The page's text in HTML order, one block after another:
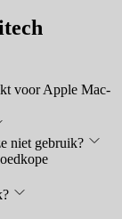
voor Apple Mac-
niet gebruik?